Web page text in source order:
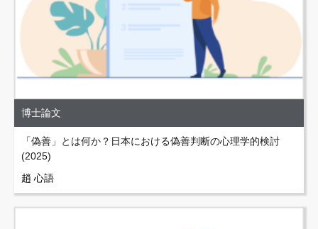
博士論文
「偽善」とは何か？日本における偽善判断の心理学的検討
(2025)
趙 心語